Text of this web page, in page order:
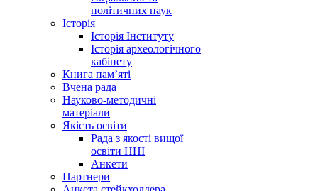
політичних наук
Історія
Історія Інституту
Історія археологічного
кабінету
Книга памʼяті
Вчена рада
Науково-методичні
матеріали
Якість освіти
Рада з якості вищої
освіти ННІ
Анкети
Партнери